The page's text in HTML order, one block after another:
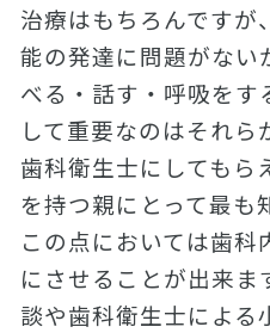
治療はもちろんですが
能の発達に問題がない
べる・話す・呼吸をす
して重要なのはそれ
歯科衛生士にしてもら
を持つ親にとって最も
この点においては歯
にさせることが出来ま
談や歯科衛生士による